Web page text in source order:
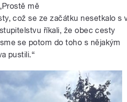
mě
což se ze začátku nesetkalo s
říkali, že obec cesty
se potom do toho s nějakým
pustili.“